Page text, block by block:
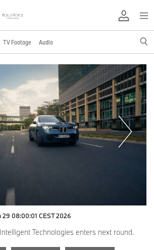
TV Footage Audio
29 08:00:01 CEST 2026
Technologies enters next round.